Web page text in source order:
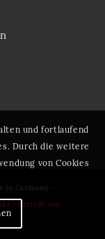
in Germany -
Erstellt von
und fortlaufend
Durch die weitere
von Cookies